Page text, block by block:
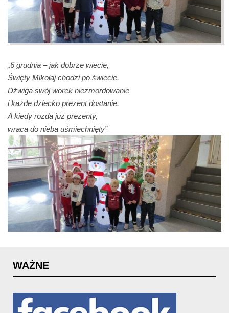
„6 grudnia – jak dobrze wiecie,
Święty Mikołaj chodzi po świecie.
Dźwiga swój worek niezmordowanie
i każde dziecko prezent dostanie.
A kiedy rozda już prezenty,
wraca do nieba uśmiechnięty”
WAŻNE